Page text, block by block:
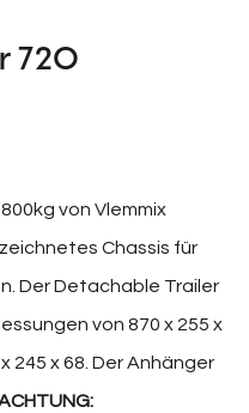
720
von Vlemmix
Chassis für
Der Detachable Trailer
von 870 x 255 x
245 x 68. Der Anhänger